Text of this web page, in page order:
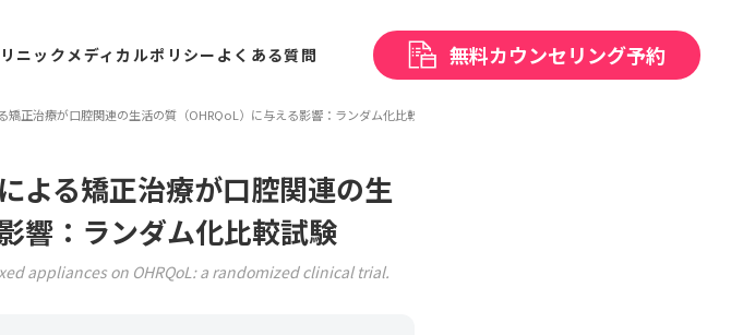
ニックメディカルポリシー よくある質問 無料カウンセリング予約
正治療が口腔関連の生活の質（OHRQoL）に与える影響：ランダム化比較試験
よる矯正治療が口腔関連の生
響：ランダム化比較試験
appliances on OHRQoL: a randomized clinical trial.